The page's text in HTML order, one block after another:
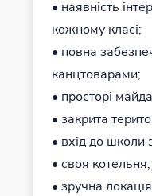
• наявність
кожному класі;
• повна
канцтоварами;
• просторі
• закрита
• вхід до
• своя котельня;
• зручна